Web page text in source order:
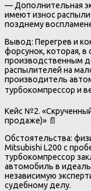
— Дополнительная
имеют износ
позднему
Вывод: Перегрев и
форсунок, которая, в
производственным
распылителей на
производитель
турбокомпрессор и
Кейс №2.
продаже)» 📄
Обстоятельства:
Mitsubishi L200 с
турбокомпрессор
автомобиль в
независимую
судебному делу.